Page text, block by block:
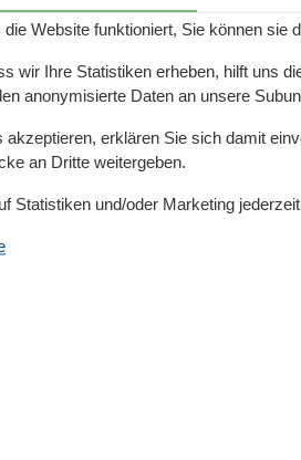
sind bereits im
Website funktioniert, Sie können sie
wir Ihre Statistiken erheben, hilft uns
anonymisierte Daten an unsere
akzeptieren, erklären Sie sich damit
an Dritte weitergeben.
Statistiken und/oder Marketing